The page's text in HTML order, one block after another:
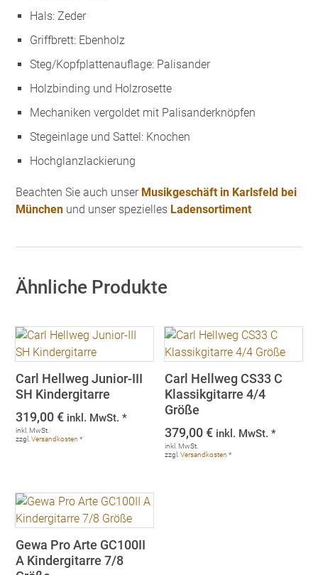
Hals: Zeder
Griffbrett: Ebenholz
Steg/Kopfplattenauflage: Palisander
Holzbinding und Holzrosette
Mechaniken vergoldet mit Palisanderknöpfen
Stegeinlage und Sattel: Knochen
Hochglanzlackierung
Beachten Sie auch unser Musikgeschäft in Karlsfeld bei
München und unser spezielles Ladensortiment
Ähnliche Produkte
Carl Hellweg Junior-III
SH Kindergitarre
319,00€ inkl. MwSt. *
inkl. MwSt.
zzgl.Versandkosten *
Carl Hellweg CS33 C
Klassikgitarre 4/4
Größe
379,00€ inkl. MwSt. *
inkl. MwSt.
zzgl.Versandkosten *
Gewa Pro Arte GC100II
A Kindergitarre 7/8